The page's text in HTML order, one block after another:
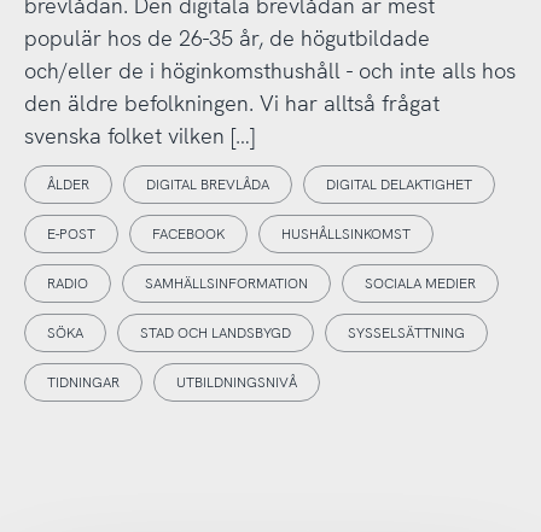
brevlådan. Den digitala brevlådan är mest
populär hos de 26-35 år, de högutbildade
och/eller de i höginkomsthushåll - och inte alls hos
den äldre befolkningen. Vi har alltså frågat
svenska folket vilken […]
ÅLDER DIGITAL BREVLÅDA DIGITAL DELAKTIGHET
E-POST FACEBOOK HUSHÅLLSINKOMST
RADIO SAMHÄLLSINFORMATION SOCIALA MEDIER
SÖKA STAD OCH LANDSBYGD SYSSELSÄTTNING
TIDNINGAR UTBILDNINGSNIVÅ